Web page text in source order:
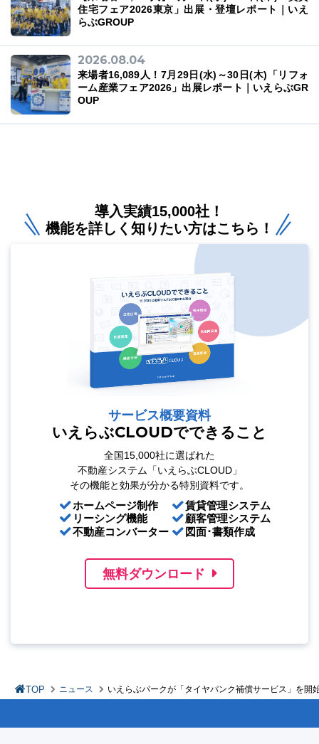
住宅フェア2026東京」出展・登壇レポート｜いえ
らぶGROUP
2026.08.04
来場者16,089人！7月29日(水)～30日(木)「リフォ
ーム産業フェア2026」出展レポート｜いえらぶGR
OUP
導入実績15,000社！
機能を詳しく知りたい方はこちら！
サービス概要資料
いえらぶCLOUDでできること
全国15,000社に選ばれた
不動産システム「いえらぶCLOUD」
その機能と効果が分かる特別資料です。
ホームページ制作
リーシング機能
不動産コンバーター
賃貸管理システム
顧客管理システム
図面･書類作成
無料ダウンロード
TOP ニュース いえらぶパークが「タイヤパンク補償サービス」を開